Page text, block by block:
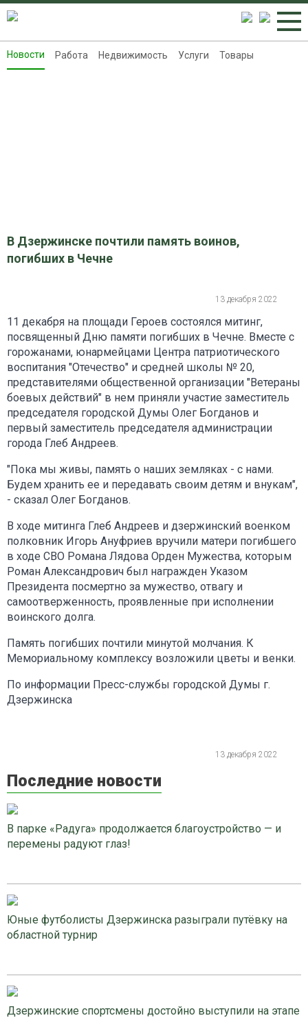
Новости
Новости Работа Недвижимость Услуги Товары
В Дзержинске почтили память воинов,
погибших в Чечне
13 декабря 2022
11 декабря на площади Героев состоялся митинг,
посвященный Дню памяти погибших в Чечне. Вместе с
горожанами, юнармейцами Центра патриотического
воспитания "Отечество" и средней школы № 20,
представителями общественной организации "Ветераны
боевых действий" в нем приняли участие заместитель
председателя городской Думы Олег Богданов и
первый заместитель председателя администрации
города Глеб Андреев.
"Пока мы живы, память о наших земляках - с нами.
Будем хранить ее и передавать своим детям и внукам",
- сказал Олег Богданов.
В ходе митинга Глеб Андреев и дзержинский военком
полковник Игорь Ануфриев вручили матери погибшего
в ходе СВО Романа Лядова Орден Мужества, которым
Роман Александрович был награжден Указом
Президента посмертно за мужество, отвагу и
самоотверженность, проявленные при исполнении
воинского долга.
Память погибших почтили минутой молчания. К
Мемориальному комплексу возложили цветы и венки.
По информации Пресс-службы городской Думы г.
Дзержинска
13 декабря 2022
Последние новости
В парке «Радуга» продолжается благоустройство — и
перемены радуют глаз!
Юные футболисты Дзержинска разыграли путёвку на
областной турнир
Дзержинские спортсмены достойно выступили на этапе